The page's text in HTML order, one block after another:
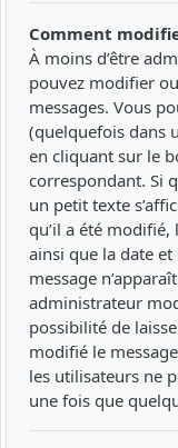
Comment
À moins d’être
pouvez modifier
messages. Vous
(quelquefois dans
en cliquant sur le
correspondant. Si
un petit texte
qu’il a été
ainsi que la date
message
administrateur
possibilité de
modifié le
les utilisateurs ne
une fois que